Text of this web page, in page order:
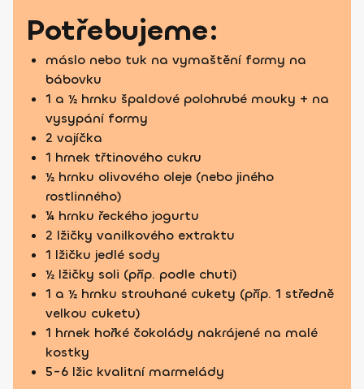
Potřebujeme:
máslo nebo tuk na vymaštění formy na
bábovku
1 a ½ hrnku špaldové polohrubé mouky + na
vysypání formy
2 vajíčka
1 hrnek třtinového cukru
½ hrnku olivového oleje (nebo jiného
rostlinného)
¼ hrnku řeckého jogurtu
2 lžičky vanilkového extraktu
1 lžičku jedlé sody
½ lžičky soli (příp. podle chuti)
1 a ½ hrnku strouhané cukety (příp. 1 středně
velkou cuketu)
1 hrnek hořké čokolády nakrájené na malé
kostky
5-6 lžic kvalitní marmelády